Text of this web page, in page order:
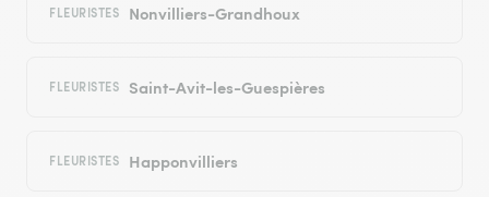
FLEURISTES Nonvilliers-Grandhoux
FLEURISTES Saint-Avit-les-Guespières
FLEURISTES Happonvilliers